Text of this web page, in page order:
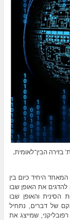
בזירה הבין־לאומית,
היחיד כיום בין
את האופן שבו
הסינית והאופן שבו
של דברים, נתחיל
רפובליקני, שמייצג את